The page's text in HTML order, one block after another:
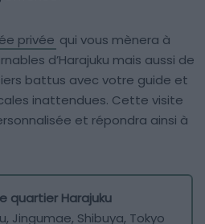
privée qui vous mènera à
d’Harajuku mais aussi de
battus avec votre guide et
inattendues. Cette visite
et répondra ainsi à
quartier Harajuku
Jingumae, Shibuya, Tokyo